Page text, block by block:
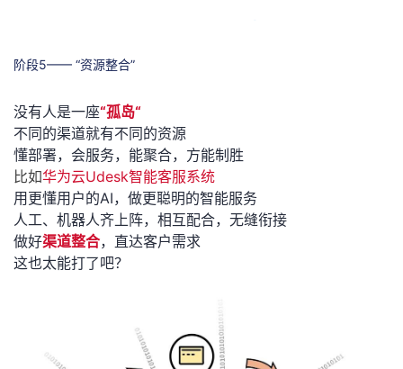
阶段5—— “资源整合”
没有人是一座“孤岛“
不同的渠道就有不同的资源
懂部署，会服务，能聚合，方能制胜
比如华为云Udesk智能客服系统
用更懂用户的AI，做更聪明的智能服务
人工、机器人齐上阵，相互配合，无缝衔接
做好渠道整合，直达客户需求
这也太能打了吧？